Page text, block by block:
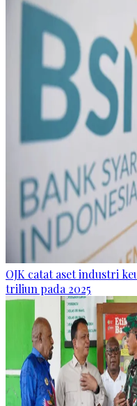
OJK catat aset industri
triliun pada 2025